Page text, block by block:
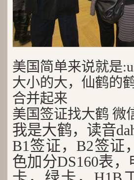
美国简单来说就是
大小的大，仙鹤的
合并起来
美国签证找大鹤 微
我是大鹤，读音
B1签证，B2签证
色加分DS160表